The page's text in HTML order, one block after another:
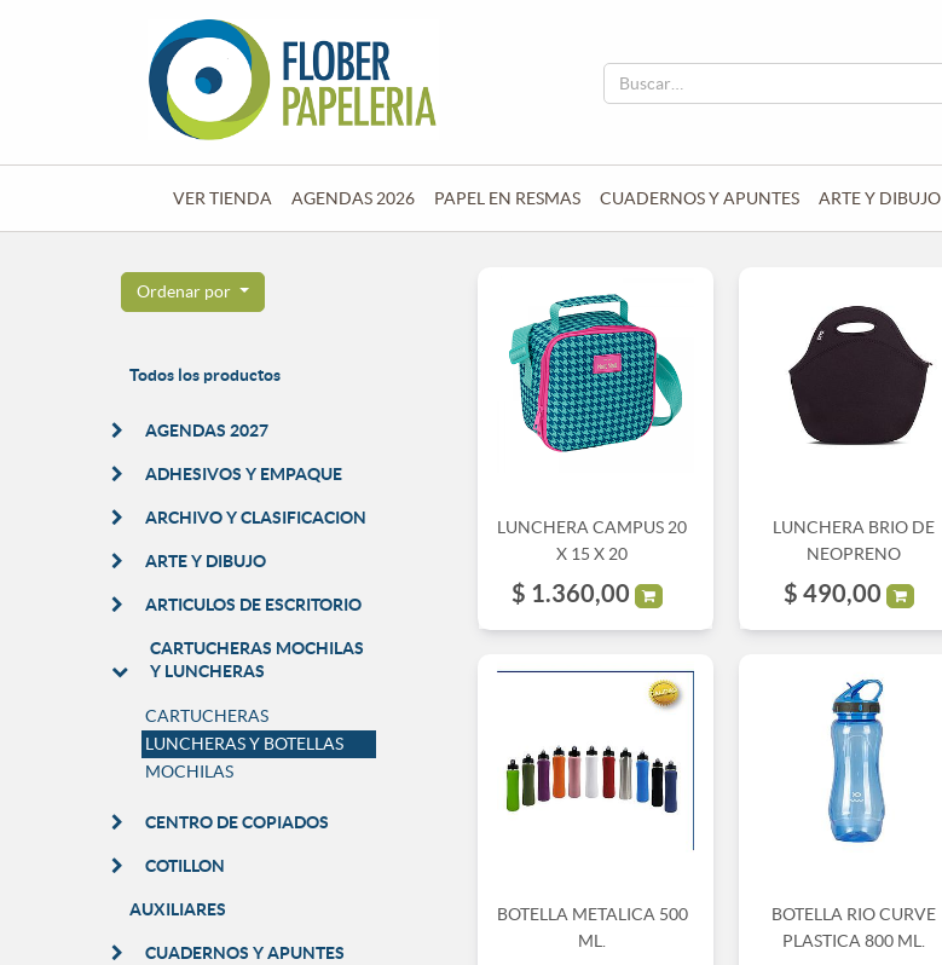
VER TIENDA AGENDAS 2026 PAPEL EN RESMAS CUADERNOS Y APUNTES ARTE Y DIBUJO
Ordenar por
Todos los productos
AGENDAS 2027
ADHESIVOS Y EMPAQUE
ARCHIVO Y CLASIFICACION
ARTE Y DIBUJO
ARTICULOS DE ESCRITORIO
CARTUCHERAS MOCHILAS
Y LUNCHERAS
CARTUCHERAS
LUNCHERAS Y BOTELLAS
MOCHILAS
CENTRO DE COPIADOS
COTILLON
AUXILIARES
CUADERNOS Y APUNTES
LUNCHERA CAMPUS 20
X 15 X 20
$ 1.360,00
LUNCHERA BRIO DE
NEOPRENO
$ 490,00
BOTELLA METALICA 500
ML.
BOTELLA RIO CURVE
PLASTICA 800 ML.